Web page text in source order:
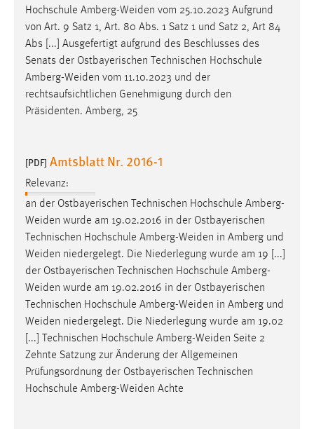
Hochschule Amberg-Weiden vom 25.10.2023 Aufgrund
von Art. 9 Satz 1, Art. 80 Abs. 1 Satz 1 und Satz 2, Art 84
Abs [...] Ausgefertigt aufgrund des Beschlusses des
Senats der Ostbayerischen Technischen Hochschule
Amberg-Weiden vom 11.10.2023 und der
rechtsaufsichtlichen Genehmigung durch den
Präsidenten. Amberg, 25
[PDF] Amtsblatt Nr. 2016-1
Relevanz:
an der Ostbayerischen Technischen Hochschule Amberg-
Weiden wurde am 19.02.2016 in der Ostbayerischen
Technischen Hochschule Amberg-Weiden in Amberg und
Weiden niedergelegt. Die Niederlegung wurde am 19 [...]
der Ostbayerischen Technischen Hochschule Amberg-
Weiden wurde am 19.02.2016 in der Ostbayerischen
Technischen Hochschule Amberg-Weiden in Amberg und
Weiden niedergelegt. Die Niederlegung wurde am 19.02
[...] Technischen Hochschule Amberg-Weiden Seite 2
Zehnte Satzung zur Änderung der Allgemeinen
Prüfungsordnung der Ostbayerischen Technischen
Hochschule Amberg-Weiden Achte